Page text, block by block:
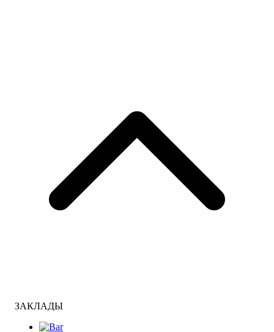
ЗАКЛАДЫ